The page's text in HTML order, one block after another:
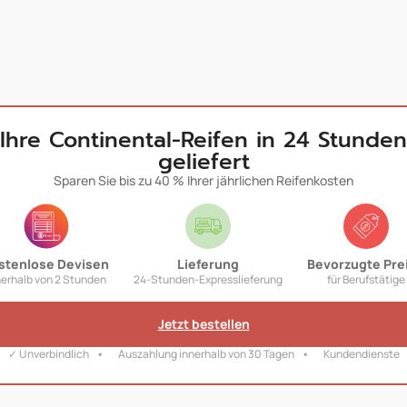
Ihre Continental-Reifen in 24 Stunden
geliefert
Sparen Sie bis zu 40 % Ihrer jährlichen Reifenkosten
Devisen
von 2 Stunden
Lieferung
24-Stunden-Expresslieferung
Bevorzugte
für Berufstätige
Jetzt bestellen
✓ Unverbindlich Auszahlung innerhalb von 30 Tagen Kundendienste